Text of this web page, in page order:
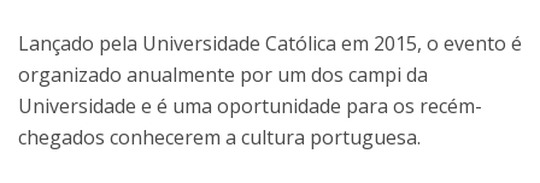
Lançado pela Universidade Católica em 2015, o evento é
organizado anualmente por um dos campi da
Universidade e é uma oportunidade para os recém-
chegados conhecerem a cultura portuguesa.